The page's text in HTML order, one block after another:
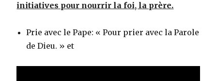
initiatives pour nourrir la foi, la prère.
Prie avec le Pape: « Pour prier avec la Parole
de Dieu. » et